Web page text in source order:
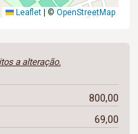
Leaflet |©OpenStreetMap
a alteração.
800,00
69,00